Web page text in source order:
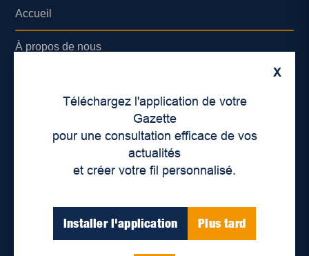
X
Téléchargez l'application de votre
Gazette
pour une consultation efficace de vos
actualités
et créer votre fil personnalisé.
Installer l'application Plus tard
Accueil
À propos de nous
Lieux de distribution